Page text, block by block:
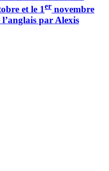
et le 1er novembre
par Alexis